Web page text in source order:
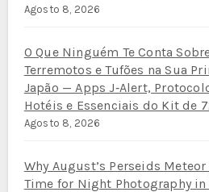
Agosto 8, 2026
O Que Ninguém Te Conta
Terremotos e Tufões na Sua
Japão — Apps J‑Alert,
Hotéis e Essenciais do Kit de
Agosto 8, 2026
Why August’s Perseids
Time for Night Photography